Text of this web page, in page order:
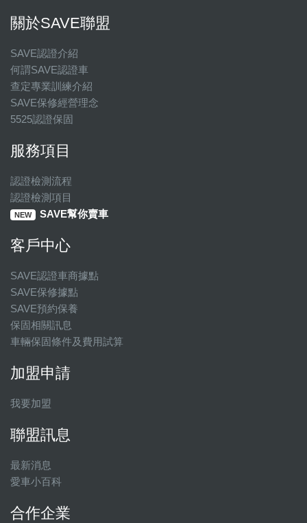
關於SAVE聯盟
SAVE認證介紹
何謂SAVE認證車
查定專業訓練介紹
SAVE保修經營理念
5525認證保固
服務項目
認證檢測流程
認證檢測項目
NEW SAVE幫你賣車
客戶中心
SAVE認證車商據點
SAVE保修據點
SAVE預約保養
保固相關訊息
車輛保固條件及費用試算
加盟申請
我要加盟
聯盟訊息
最新消息
愛車小百科
合作企業